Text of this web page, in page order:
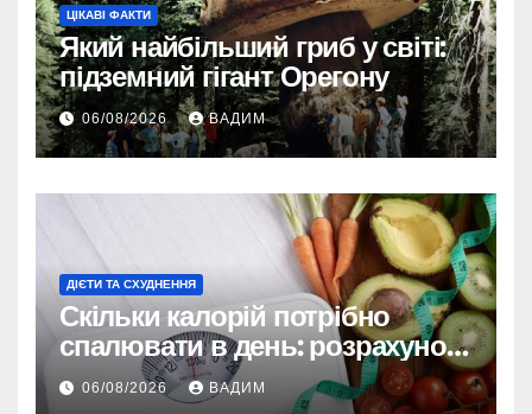
ЦІКАВІ ФАКТИ
Який найбільший гриб у світі:
підземний гігант Орегону
06/08/2026 ВАДИМ
ДІЄТИ ТА СХУДНЕННЯ
Скільки калорій потрібно
спалювати в день: розрахунок
TDEE і безпечні норми
06/08/2026 ВАДИМ